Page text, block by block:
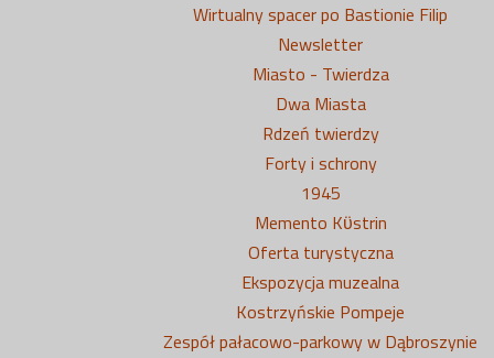
Wirtualny spacer po Bastionie Filip
Newsletter
Miasto - Twierdza
Dwa Miasta
Rdzeń twierdzy
Forty i schrony
1945
Memento Kϋstrin
Oferta turystyczna
Ekspozycja muzealna
Kostrzyńskie Pompeje
Zespół pałacowo-parkowy w Dąbroszynie